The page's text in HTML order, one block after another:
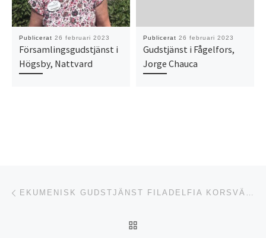
Publicerat 26 februari 2023
Församlingsgudstjänst i
Högsby, Nattvard
Publicerat 26 februari 2023
Gudstjänst i Fågelfors,
Jorge Chauca
Inläggsnavigering EKUMENISK GUDSTJÄNST FILADELFIA KORSVÄGEN, DAVID